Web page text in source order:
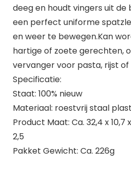
deeg en houdt vingers uit
een perfect uniforme
en weer te bewegen.Kan
hartige of zoete gerechten,
vervanger voor pasta, rijst
Specificatie:
Staat: 100% nieuw
Materiaal: roestvrij staal
Product Maat: Ca. 32,4 x 10,7
2,5
Pakket Gewicht: Ca. 226g